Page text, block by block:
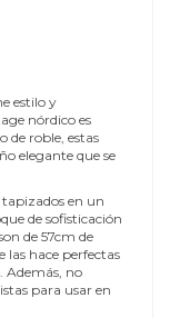
estilo y
nórdico es
de roble, estas
elegante que se
tapizados en un
de sofisticación
de 57cm de
las hace perfectas
Además, no
para usar en